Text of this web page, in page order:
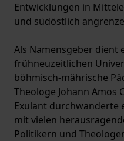
Entwicklungen in
und südöstlich
Als Namensgeber dient
frühneuzeitlichen
böhmisch-mährische
Theologe Johann Amos
Exulant durchwanderte
mit vielen
Politikern und